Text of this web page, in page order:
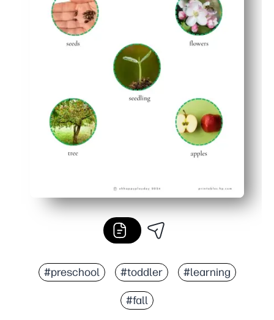
#preschool #toddler #learning
#fall